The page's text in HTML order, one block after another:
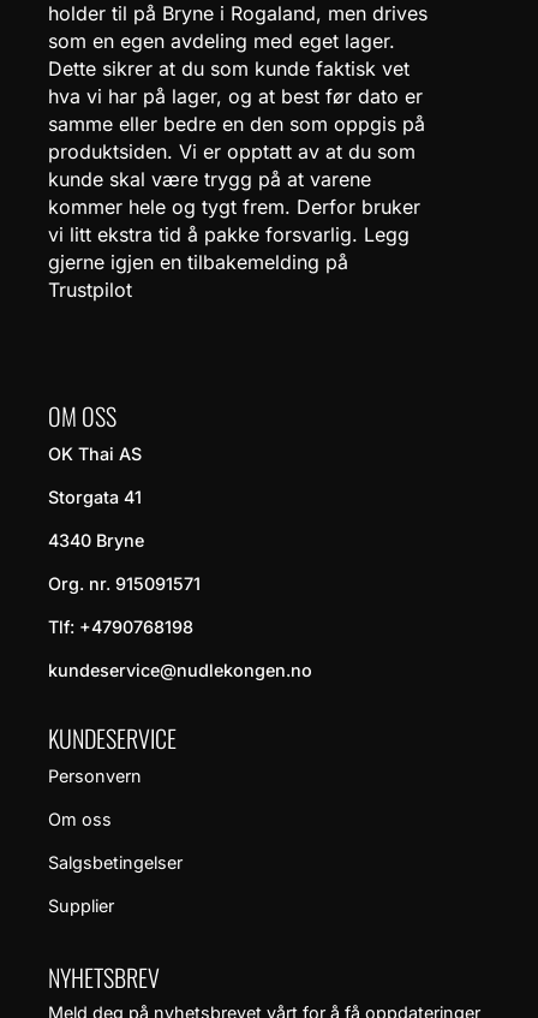
holder til på Bryne i Rogaland, men drives
som en egen avdeling med eget lager.
Dette sikrer at du som kunde faktisk vet
hva vi har på lager, og at best før dato er
samme eller bedre en den som oppgis på
produktsiden. Vi er opptatt av at du som
kunde skal være trygg på at varene
kommer hele og tygt frem. Derfor bruker
vi litt ekstra tid å pakke forsvarlig. Legg
gjerne igjen en tilbakemelding på
Trustpilot
OM OSS
OK Thai AS
Storgata 41
4340 Bryne
Org. nr. 915091571
Tlf: +4790768198
kundeservice@nudlekongen.no
KUNDESERVICE
Personvern
Om oss
Salgsbetingelser
Supplier
NYHETSBREV
Meld deg på nyhetsbrevet vårt for å få oppdateringer